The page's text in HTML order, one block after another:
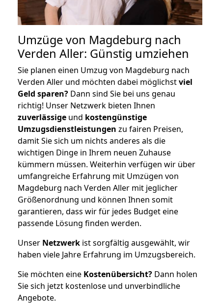
Umzüge von Magdeburg nach
Verden Aller: Günstig umziehen
Sie planen einen Umzug von Magdeburg nach
Verden Aller und möchten dabei möglichstviel
Geld sparen? Dann sind Sie bei uns genau
richtig! Unser Netzwerk bieten Ihnen
zuverlässige und kostengünstige
Umzugsdienstleistungen zu fairen Preisen,
damit Sie sich um nichts anderes als die
wichtigen Dinge in Ihrem neuen Zuhause
kümmern müssen. Weiterhin verfügen wir über
umfangreiche Erfahrung mit Umzügen von
Magdeburg nach Verden Aller mit jeglicher
Größenordnung und können Ihnen somit
garantieren, dass wir für jedes Budget eine
passende Lösung finden werden.
Unser Netzwerk ist sorgfältig ausgewählt, wir
haben viele Jahre Erfahrung im Umzugsbereich.
Sie möchten eine Kostenübersicht? Dann holen
Sie sich jetzt kostenlose und unverbindliche
Angebote.